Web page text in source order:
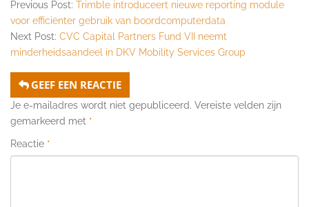
Previous Post: Trimble introduceert nieuwe reporting module
voor efficiënter gebruik van boordcomputerdata
Next Post: CVC Capital Partners Fund VII neemt
minderheidsaandeel in DKV Mobility Services Group
GEEF EEN REACTIE
Je e-mailadres wordt niet gepubliceerd. Vereiste velden zijn
gemarkeerd met *
Reactie *